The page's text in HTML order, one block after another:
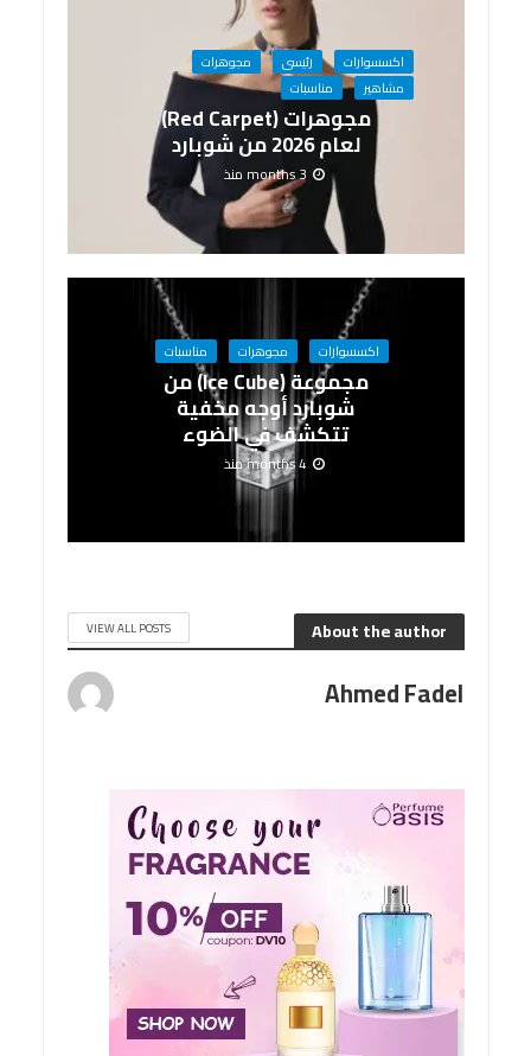
اكسسوارات رئيسى
مجوهرات
مشاهير
مناسبات
مجوهرات (Red Carpet)
لعام 2026 من شوبارد
3 months منذ
اكسسوارات مجوهرات مناسبات
مجموعة (Ice Cube) من
شوبارد أوجه مخفية
تتكشف في الضوء
4 months منذ
About the author
VIEW ALL POSTS
Ahmed Fadel